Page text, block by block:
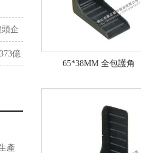
65*38MM 全包護角
企
億
產